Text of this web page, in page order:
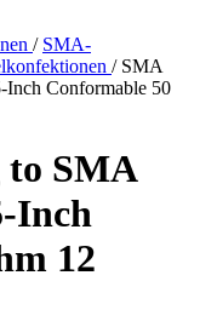
/ SMA-
/ SMA
Inch Conformable 50
SMA
Inch
12